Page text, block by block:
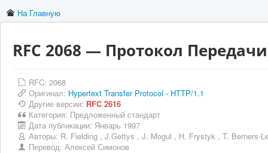
На Главную
RFC 2068 — Протокол
RFC: 2068
Оригинал: Hypertext Transfer Protocol - HTTP/1.1
Другие версии: RFC 2616
Категория: Предложенный стандарт
Дата публикации: Январь 1997
Авторы: R. Fielding , J.Gettys , J. Mogul , H. Frystyk , T. Berners-
Перевод: Алексей Симонов